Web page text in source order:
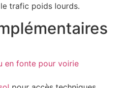
trafic poids lourds.
en fonte pour voirie